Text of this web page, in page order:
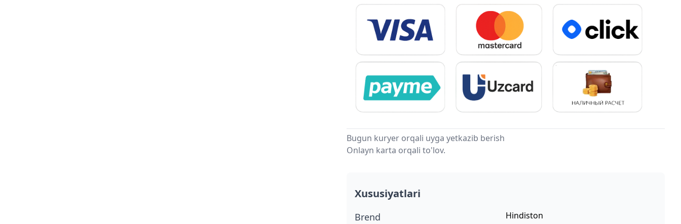
Bugun kuryer orqali uyga yetkazib berish
Onlayn karta orqali to'lov.
Xususiyatlari
Brend Hindiston